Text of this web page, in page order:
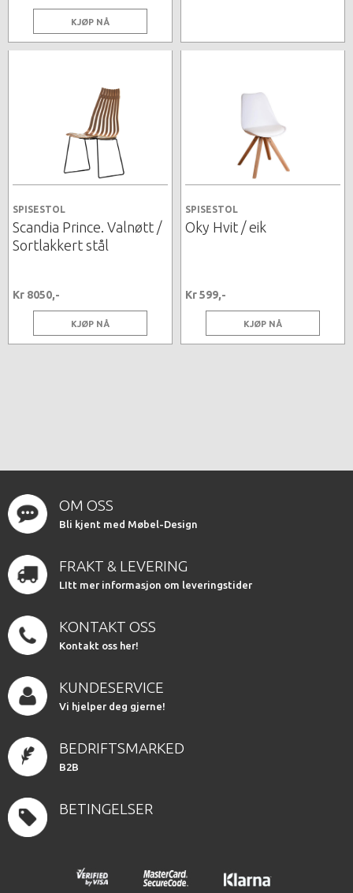
KJØP NÅ
SPISESTOL
Scandia Prince. Valnøtt /
Sortlakkert stål
Kr 8050,-
KJØP NÅ
SPISESTOL
Oky Hvit / eik
Kr 599,-
KJØP NÅ
OM OSS
Bli kjent med Møbel-Design
FRAKT & LEVERING
LItt mer informasjon om leveringstider
KONTAKT OSS
Kontakt oss her!
KUNDESERVICE
Vi hjelper deg gjerne!
BEDRIFTSMARKED
B2B
BETINGELSER